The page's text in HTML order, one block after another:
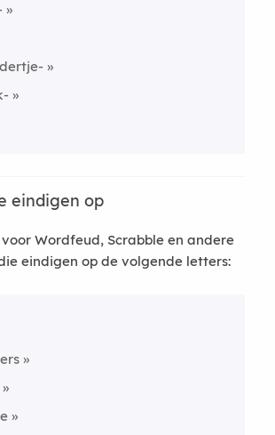
eindigen op
Wordfeud, Scrabble en andere
eindigen op de volgende letters: